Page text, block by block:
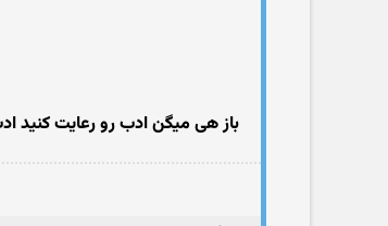
باز هی میگن ادب رو رعایت کنید